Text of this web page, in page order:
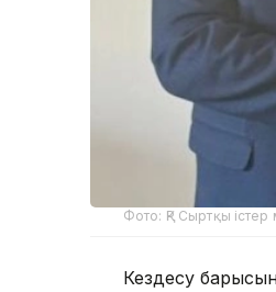
Фото: ҚР Сыртқы істер
Кездесу